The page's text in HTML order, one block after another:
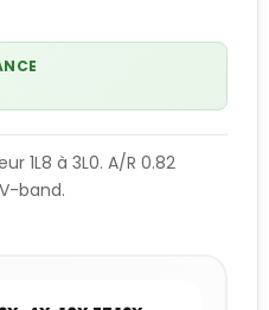
1L8 à 3L0. A/R 0.82
band.